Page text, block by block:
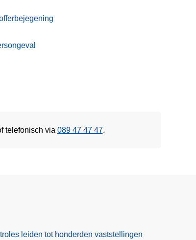
telefonisch via 089 47 47 47.
leiden tot honderden vaststellingen